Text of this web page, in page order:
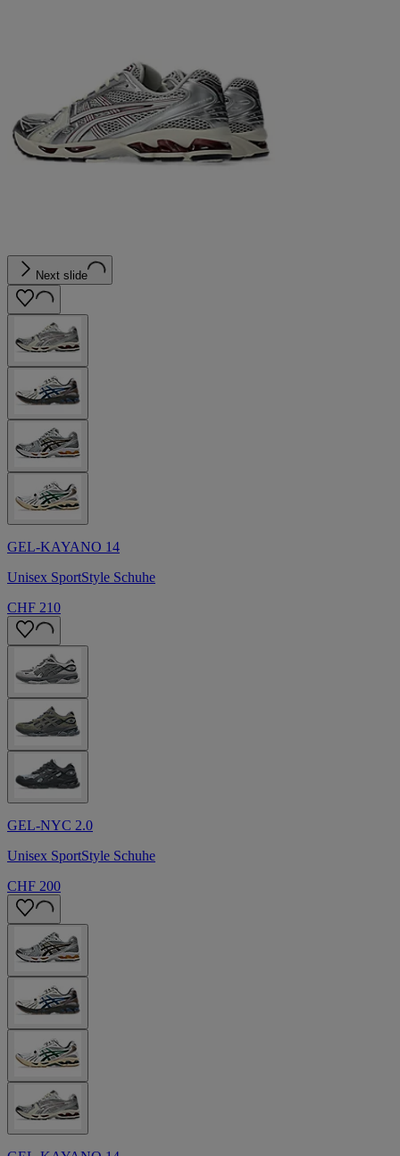
Next slide
GEL-KAYANO 14
Unisex SportStyle Schuhe
CHF 210
GEL-NYC 2.0
Unisex SportStyle Schuhe
CHF 200